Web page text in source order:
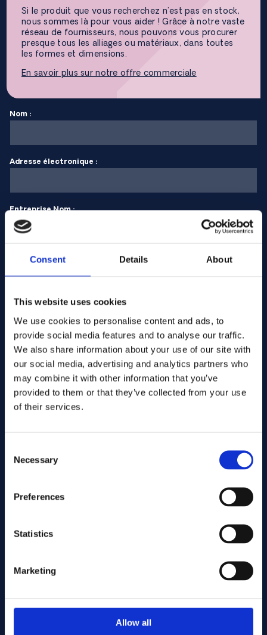
Consent Details About
This website uses cookies
We use cookies to personalise content and ads, to
provide social media features and to analyse our traffic.
We also share information about your use of our site with
our social media, advertising and analytics partners who
may combine it with other information that you’ve
provided to them or that they’ve collected from your use
of their services.
Selection
Necessary
Preferences
Statistics
Marketing
Allow all
Si le produit que vous recherchez n'est pas en stock,
nous sommes là pour vous aider ! Grâce à notre vaste
réseau de fournisseurs, nous pouvons vous procurer
presque tous les alliages ou matériaux, dans toutes
les formes et dimensions.
En savoir plus sur notre offre commerciale
Nom :
Adresse électronique :
Entreprise Nom :
Saisissez la quantité
Votre message
Associerade produkter